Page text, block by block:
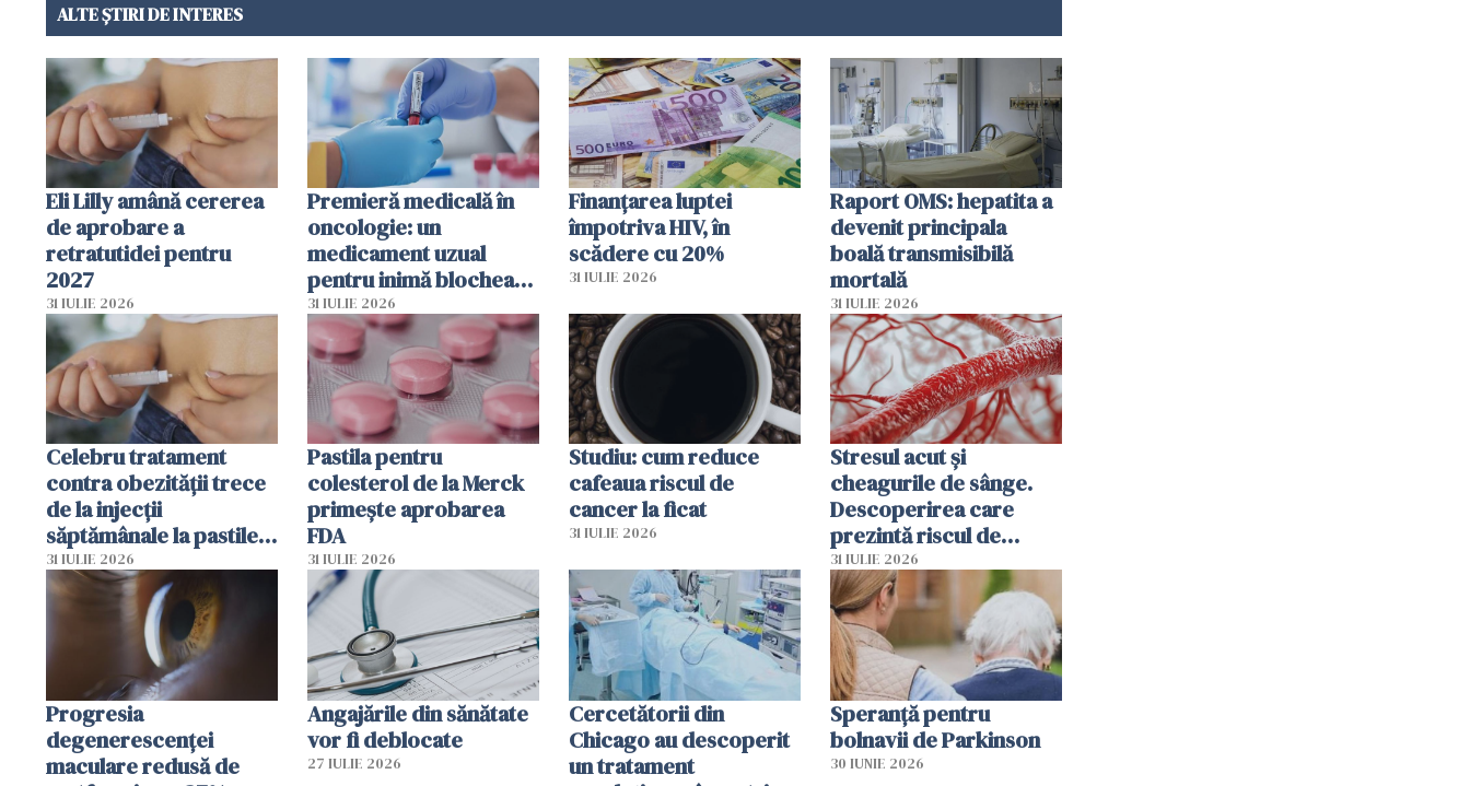
ALTE ȘTIRI DE INTERES
Eli Lilly amână cererea
de aprobare a
retratutidei pentru
2027
31 IULIE 2026
Premieră medicală în
oncologie: un
medicament uzual
pentru inimă blochează
dezvoltarea celulelor
canceroase.
31 IULIE 2026
Finanțarea luptei
împotriva HIV, în
scădere cu 20%
31 IULIE 2026
Raport OMS: hepatita a
devenit principala
boală transmisibilă
mortală
31 IULIE 2026
Celebru tratament
contra obezității trece
de la injecții
săptămânale la pastile
zilnice
31 IULIE 2026
Pastila pentru
colesterol de la Merck
primește aprobarea
FDA
31 IULIE 2026
Studiu: cum reduce
cafeaua riscul de
cancer la ficat
31 IULIE 2026
Stresul acut și
cheagurile de sânge.
Descoperirea care
prezintă riscul de
infarct
31 IULIE 2026
Progresia
degenerescenței
maculare redusă de
Angajările din sănătate
vor fi deblocate
27 IULIE 2026
Cercetătorii din
Chicago au descoperit
un tratament
Speranță pentru
bolnavii de Parkinson
30 IUNIE 2026